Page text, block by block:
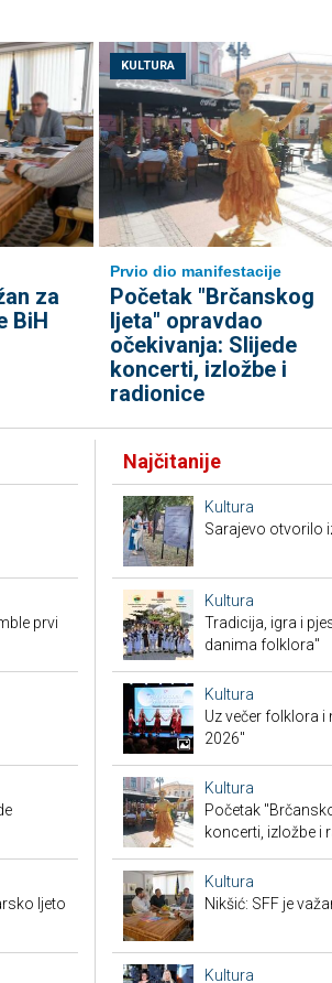
za
BiH
KULTURA
Prvio dio manifestacije
Početak "Brčanskog
ljeta" opravdao
očekivanja: Slijede
koncerti, izložbe i
radionice
prvi
ljeto
Najčitanije
Kultura
Sarajevo otvorilo
Kultura
Tradicija, igra i
danima folklora"
Kultura
Uz večer folklora
2026"
Kultura
Početak
koncerti, izložbe i
Kultura
Nikšić: SFF je
Kultura